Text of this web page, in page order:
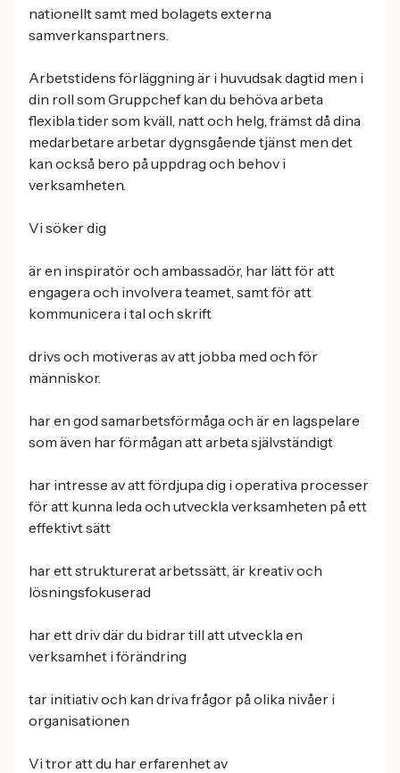
nationellt samt med bolagets externa
samverkanspartners.
Arbetstidens förläggning är i huvudsak dagtid men i
din roll som Gruppchef kan du behöva arbeta
flexibla tider som kväll, natt och helg, främst då dina
medarbetare arbetar dygnsgående tjänst men det
kan också bero på uppdrag och behov i
verksamheten.
Vi söker dig
är en inspiratör och ambassadör, har lätt för att
engagera och involvera teamet, samt för att
kommunicera i tal och skrift
drivs och motiveras av att jobba med och för
människor.
har en god samarbetsförmåga och är en lagspelare
som även har förmågan att arbeta självständigt
har intresse av att fördjupa dig i operativa processer
för att kunna leda och utveckla verksamheten på ett
effektivt sätt
har ett strukturerat arbetssätt, är kreativ och
lösningsfokuserad
har ett driv där du bidrar till att utveckla en
verksamhet i förändring
tar initiativ och kan driva frågor på olika nivåer i
organisationen
Vi tror att du har erfarenhet av